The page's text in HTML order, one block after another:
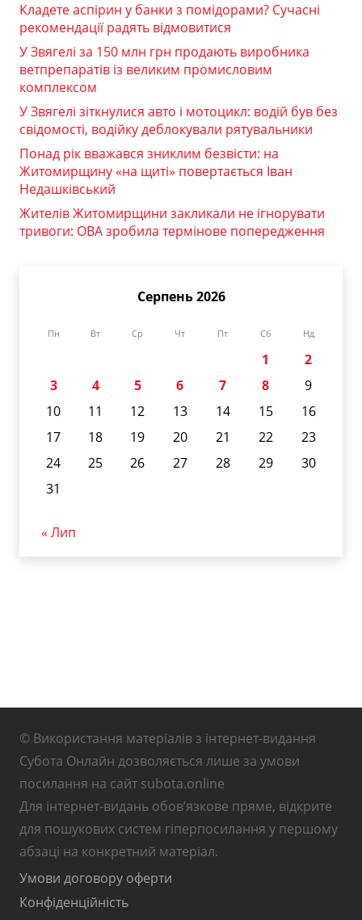
Кладете аспірин у банки з помідорами? Сучасні
рекомендації радять відмовитися
У Звягелі за 150 млн грн продають виробника
ветпрепаратів із великим промисловим
комплексом
У Звягелі зіткнулися авто і мотоцикл: водій був без
свідомості, водійку деблокували рятувальники
Понад рік вважався зниклим безвісти: на
Житомирщину «на щиті» повертається Іван
Недашківський
Жителів Житомирщини закликали не ігнорувати
тривоги: ОВА зробила термінове попередження
Серпень 2026
Пн Вт Ср Чт Пт Сб Нд
1
2
3
4 5 6 7 8
9
10
11 12 13 14 15
16
17
18 19 20 21 22
23
24
25 26 27 28 29
30
31
« Лип
© Використання матеріалів з інтернет-видання
Субота Онлайн дозволяється лише за умови
посилання на сайт subota.online
Для інтернет-видань обов’язкове пряме, відкрите
для пошукових систем гіперпосилання у першому
абзаці на конкретний матеріал.
Умови договору оферти
Конфіденційність